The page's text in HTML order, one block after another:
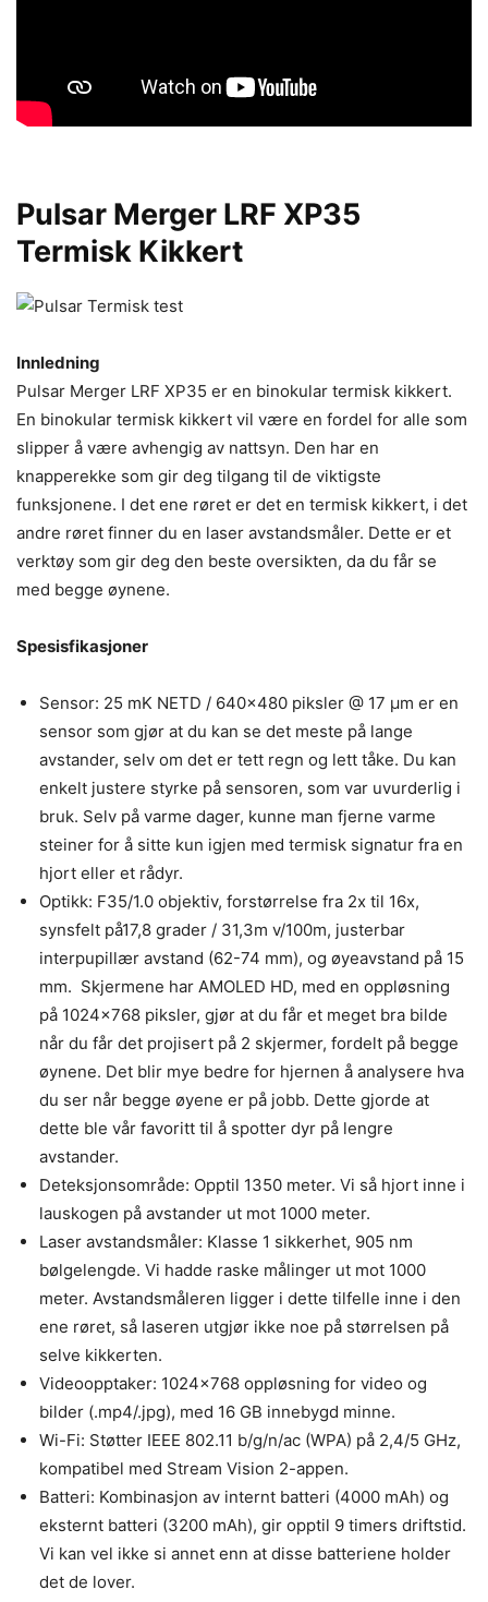
Pulsar Merger LRF XP35
Termisk Kikkert
Innledning
Pulsar Merger LRF XP35 er en binokular termisk kikkert.
En binokular termisk kikkert vil være en fordel for alle som
slipper å være avhengig av nattsyn. Den har en
knapperekke som gir deg tilgang til de viktigste
funksjonene. I det ene røret er det en termisk kikkert, i det
andre røret finner du en laser avstandsmåler. Dette er et
verktøy som gir deg den beste oversikten, da du får se
med begge øynene.
Spesisfikasjoner
Sensor: 25 mK NETD / 640×480 piksler @ 17 µm er en
sensor som gjør at du kan se det meste på lange
avstander, selv om det er tett regn og lett tåke. Du kan
enkelt justere styrke på sensoren, som var uvurderlig i
bruk. Selv på varme dager, kunne man fjerne varme
steiner for å sitte kun igjen med termisk signatur fra en
hjort eller et rådyr.
Optikk: F35/1.0 objektiv, forstørrelse fra 2x til 16x,
synsfelt på17,8 grader / 31,3m v/100m, justerbar
interpupillær avstand (62-74 mm), og øyeavstand på 15
mm. Skjermene har AMOLED HD, med en oppløsning
på 1024×768 piksler, gjør at du får et meget bra bilde
når du får det projisert på 2 skjermer, fordelt på begge
øynene. Det blir mye bedre for hjernen å analysere hva
du ser når begge øyene er på jobb. Dette gjorde at
dette ble vår favoritt til å spotter dyr på lengre
avstander.
Deteksjonsområde: Opptil 1350 meter. Vi så hjort inne i
lauskogen på avstander ut mot 1000 meter.
Laser avstandsmåler: Klasse 1 sikkerhet, 905 nm
bølgelengde. Vi hadde raske målinger ut mot 1000
meter. Avstandsmåleren ligger i dette tilfelle inne i den
ene røret, så laseren utgjør ikke noe på størrelsen på
selve kikkerten.
Videoopptaker: 1024×768 oppløsning for video og
bilder (.mp4/.jpg), med 16 GB innebygd minne.
Wi-Fi: Støtter IEEE 802.11 b/g/n/ac (WPA) på 2,4/5 GHz,
kompatibel med Stream Vision 2-appen.
Batteri: Kombinasjon av internt batteri (4000 mAh) og
eksternt batteri (3200 mAh), gir opptil 9 timers driftstid.
Vi kan vel ikke si annet enn at disse batteriene holder
det de lover.